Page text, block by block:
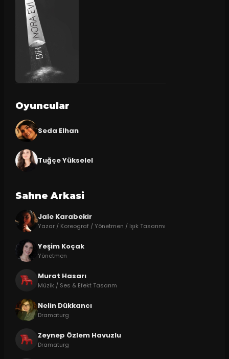
Oyuncular
Seda Elhan
Tuğçe Yükselel
Sahne Arkasi
Jale Karabekir
Yazar / Koreograf / Yönetmen / Işık Tasarımı
Yeşim Koçak
Yönetmen
Murat Hasarı
Müzik / Ses & Efekt Tasarım
Nelin Dükkancı
Dramaturg
Zeynep Özlem Havuzlu
Dramaturg